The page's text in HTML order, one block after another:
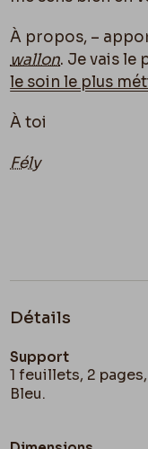
À propos, –
wallon. Je vais le
le soin le plus
À toi
Fély
Détails
Support
1 feuillets, 2
Bleu.